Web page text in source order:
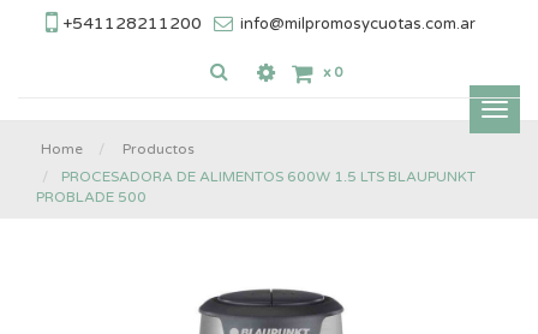
+541128211200 info@milpromosycuotas.com.ar
x 0
Home
Productos
PROCESADORA DE ALIMENTOS 600W 1.5 LTS BLAUPUNKT
PROBLADE 500